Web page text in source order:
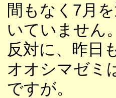
間もなく7月
いていません。
反対に、昨日
オオシマゼミ
ですが。